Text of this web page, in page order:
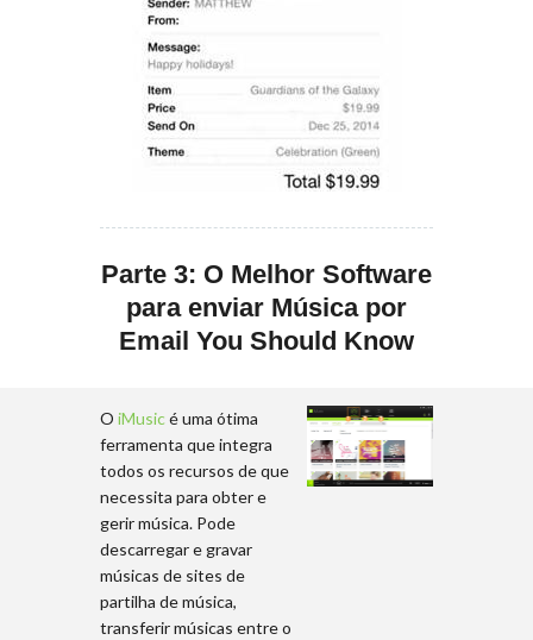
Parte 3: O Melhor Software
para enviar Música por
Email You Should Know
O iMusicé uma ótima
ferramenta que integra
todos os recursos de que
necessita para obter e
gerir música. Pode
descarregar e gravar
músicas de sites de
partilha de música,
transferir músicas entre o